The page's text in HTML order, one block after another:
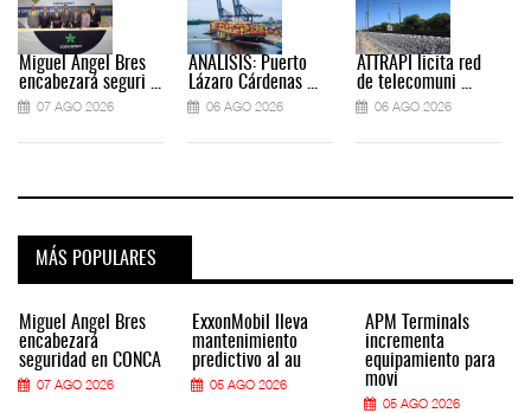
Miguel Ángel Bres
encabezará seguri ...
07 AGO 2026
ANÁLISIS: Puerto
Lázaro Cárdenas ...
06 AGO 2026
ATTRAPI licita red
de telecomuni ...
06 AGO 2026
MÁS POPULARES
Miguel Ángel Bres
encabezará
seguridad en CONCA
07 AGO 2026
ExxonMobil lleva
mantenimiento
predictivo al au
05 AGO 2026
APM Terminals
incrementa
equipamiento para
movi
05 AGO 2026